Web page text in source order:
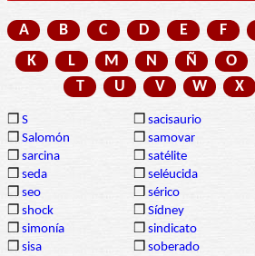
A B C D E F
K
L M N Ñ O
T U V W X
❒ S ❒ sacisaurio
❒ Salomón ❒ samovar
❒ sarcina ❒ satélite
❒ seda ❒ seléucida
❒ seo ❒ sérico
❒ shock ❒ Sídney
❒ simonía ❒ sindicato
❒ sisa ❒ soberado